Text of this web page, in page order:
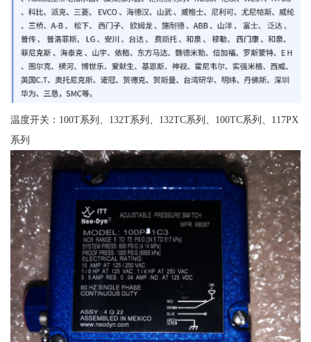
温度开关：100T系列、132T系列、132TC系列、100TC系列、117PX
系列